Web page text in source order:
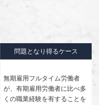
問題となり得るケース
無期雇用フルタイム労働者
が、有期雇用労働者に比べ多
くの職業経験を有することを